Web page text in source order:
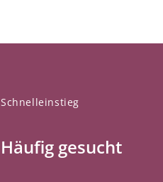
Schnelleinstieg
Häufig gesucht